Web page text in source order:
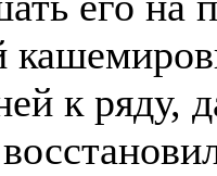
к ряду,